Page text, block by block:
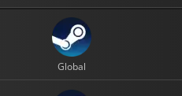
Global